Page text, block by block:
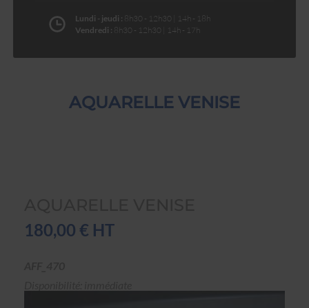
Lundi - jeudi : 8h30 - 12h30 | 14h - 18h
Vendredi : 8h30 - 12h30 | 14h - 17h
AQUARELLE VENISE
180,00 € HT